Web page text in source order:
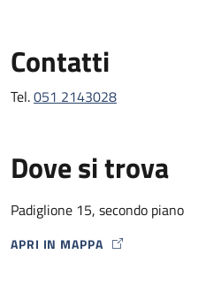
Contatti
Tel.051 2143028
Dove si trova
Padiglione 15, secondo piano
APRI IN MAPPA
MAP ICON